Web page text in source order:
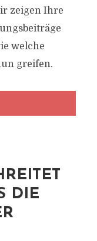
zeigen Ihre
welche
greifen.
DIE